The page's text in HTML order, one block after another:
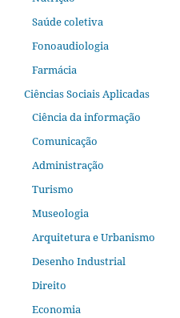
Saúde coletiva
Fonoaudiologia
Farmácia
Ciências Sociais Aplicadas
Ciência da informação
Comunicação
Administração
Turismo
Museologia
Arquitetura e Urbanismo
Desenho Industrial
Direito
Economia